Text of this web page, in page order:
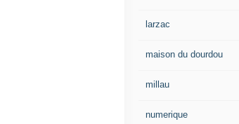
larzac
maison du dourdou
millau
numerique